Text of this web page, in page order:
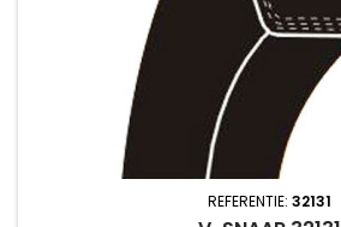
REFERENTIE: 32131